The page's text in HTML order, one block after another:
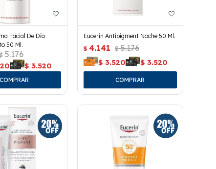
Facial De Día
50 Ml.
5.176
$ 3.520
Eucerin Antipigment Noche 50 Ml.
$ 4.141 $ 5.176
$ 3.520 $ 3.520